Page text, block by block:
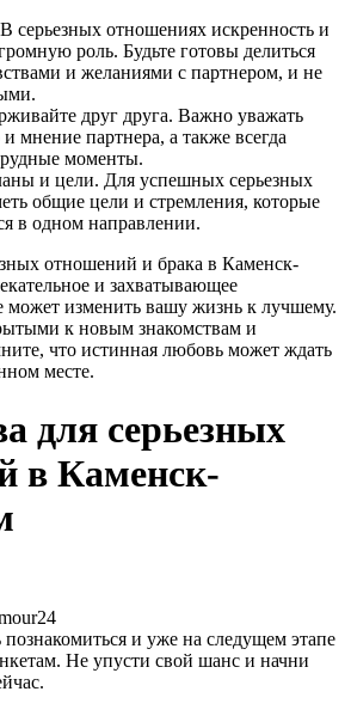
серьезных отношениях искренность и
роль. Будьте готовы делиться
и желаниями с партнером, и не
друг друга. Важно уважать
мнение партнера, а также всегда
моменты.
и цели. Для успешных серьезных
общие цели и стремления, которые
в одном направлении.
отношений и брака в Каменск-
и захватывающее
может изменить вашу жизнь к лучшему.
к новым знакомствам и
что истинная любовь может ждать
месте.
для серьезных
в Каменск-
и уже на следущем этапе
Не упусти свой шанс и начни